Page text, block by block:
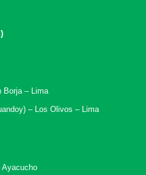
Borja – Lima
– Los Olivos – Lima
Ayacucho